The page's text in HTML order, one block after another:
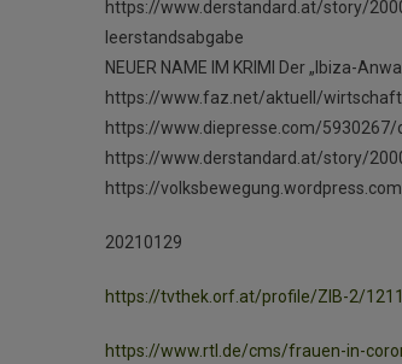
https://www.derstandard.at/story/
leerstandsabgabe
NEUER NAME IM KRIMI Der „Ibiza-
https://www.faz.net/aktuell/
https://www.diepresse.com/
https://www.derstandard.at/story/
https://
20210129
https://tvthek.orf.at/profile/ZIB-2/
https://www.rtl.de/cms/frauen-in-